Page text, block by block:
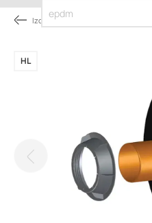
Izolacja fundamentów
HL